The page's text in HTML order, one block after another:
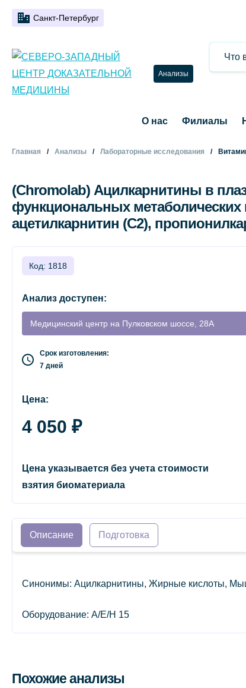
Санкт-Петербург
Анализы
О нас Филиалы
Главная Анализы Лабораторные исследования
(Chromolab) Ацилкарнитины в
функциональных метаболических
ацетилкарнитин (C2),
Код: 1818
Анализ доступен:
Медицинский центр на Пулковском шоссе, 28А
Срок изготовления:
7 дней
Цена:
4 050 ₽
Цена указывается без учета стоимости
взятия биоматериала
Описание Подготовка
Синонимы: Ацилкарнитины, Жирные кислоты,
Оборудование: A/E/H 15
Похожие анализы